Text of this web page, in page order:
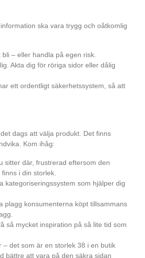
ska vara trygg och oåtkomlig
– eller handla på egen risk.
Akta dig för röriga sidor eller dålig
ett ordentligt säkerhetssystem, så att
dags att välja produkt. Det finns
Kom ihåg:
sitter där, frustrerad eftersom den
i din storlek.
kategoriseringssystem som hjälper dig
plagg konsumenterna köpt tillsammans
så mycket inspiration på så lite tid som
– det som är en storlek 38 i en butik
bättre att vara på den säkra sidan